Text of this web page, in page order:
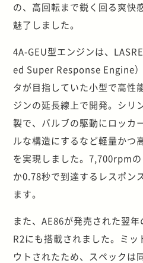
の、高回転まで鋭く回る爽快
魅了しました。
4A-GEU型エンジンは、
ed Super Response Engine
タが目指していた小型で高性
ジンの延長線上で開発。シリ
製で、バルブの駆動にロッカ
ルな構造にするなど軽量かつ
を実現しました。7,700rpm
か0.78秒で到達するレスポン
ます。
また、AE86が発売された翌
R2にも搭載されました。ミ
ウトされたため、スペックは